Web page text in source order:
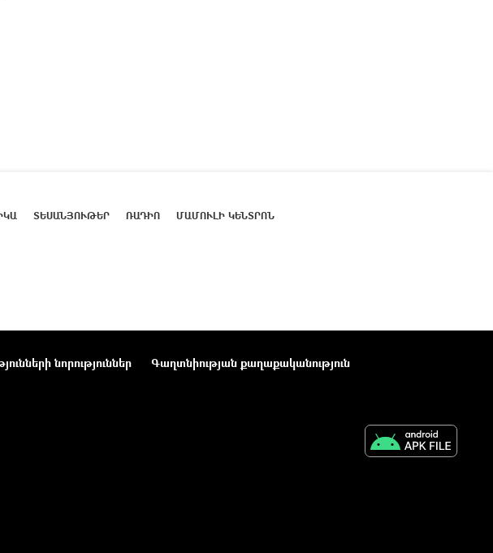
ՏԵՍԱՆՅՈՒԹԵՐ ՌԱԴԻՈ ՄԱՄՈՒԼԻ ԿԵՆՏՐՈՆ
նորություններ
Գաղտնիության քաղաքականություն